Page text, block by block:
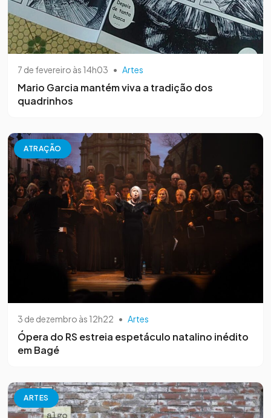
7 de fevereiro às 14h03 • Artes
Mario Garcia mantém viva a tradição dos
quadrinhos
ATRAÇÃO
3 de dezembro às 12h22 • Artes
Ópera do RS estreia espetáculo natalino inédito
em Bagé
ARTES